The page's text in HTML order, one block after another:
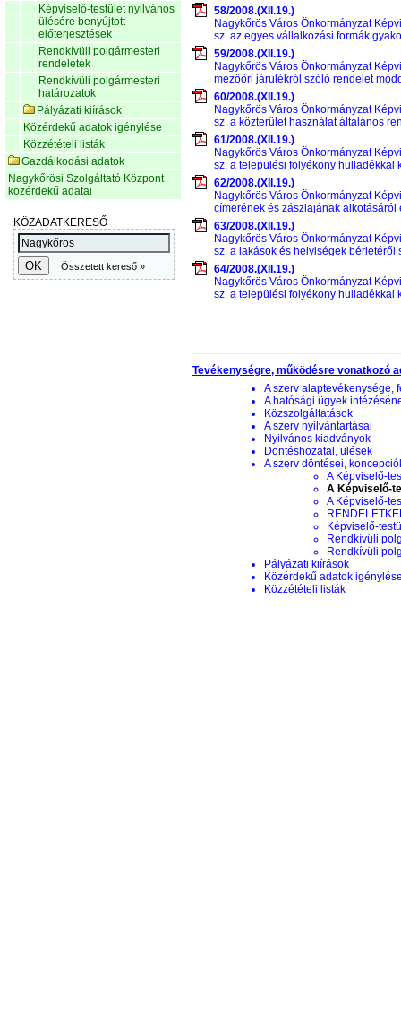
Képviselő-testület nyilvános
ülésére benyújtott
előterjesztések
Rendkívüli polgármesteri
rendeletek
Rendkívüli polgármesteri
határozatok
Pályázati kiírások
Közérdekű adatok igénylése
Közzétételi listák
Gazdálkodási adatok
Nagykőrösi Szolgáltató Központ
közérdekű adatai
58/2008.(XII.19.)
Nagykőrös Város Önkormányzat
sz. az egyes vállalkozási formák
59/2008.(XII.19.)
Nagykőrös Város Önkormányzat
mezőőri járulékról szóló rendelet
60/2008.(XII.19.)
Nagykőrös Város Önkormányzat
sz. a közterület használat általános
61/2008.(XII.19.)
Nagykőrös Város Önkormányzat
sz. a települési folyékony hulladékkal
62/2008.(XII.19.)
Nagykőrös Város Önkormányzat
címerének és zászlajának
63/2008.(XII.19.)
Nagykőrös Város Önkormányzat
sz. a lakások és helyiségek bérletéről
64/2008.(XII.19.)
Nagykőrös Város Önkormányzat
sz. a települési folyékony hulladékkal
Tevékenységre, működésre vonatkozó
A szerv alaptevékenysége,
A hatósági ügyek
Közszolgáltatások
A szerv nyilvántartásai
Nyilvános kiadványok
Döntéshozatal, ülések
A szerv döntései,
A Képviselő-
A Képviselő-
A Képviselő-
Képviselő-
Rendkívüli
Rendkívüli
Pályázati kiírások
Közérdekű adatok
Közzétételi listák